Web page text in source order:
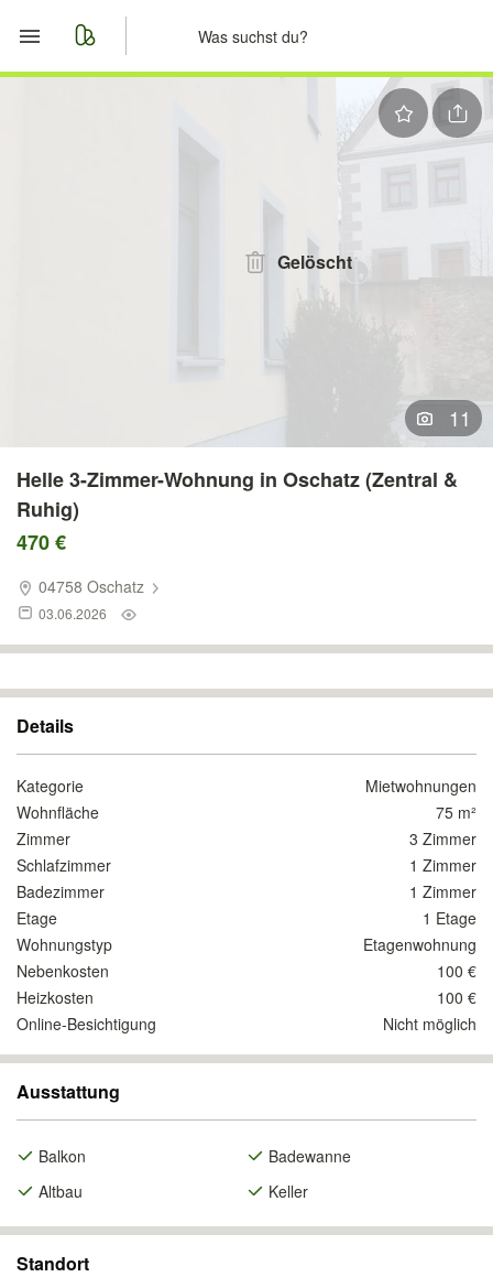
Gelöscht
11
Helle 3-Zimmer-Wohnung in Oschatz (Zentral &
Ruhig)
470 €
04758 Oschatz
03.06.2026
Details
Kategorie
Mietwohnungen
Wohnfläche
75 m²
Zimmer
3 Zimmer
Schlafzimmer
1 Zimmer
Badezimmer
1 Zimmer
Etage
1 Etage
Wohnungstyp
Etagenwohnung
Nebenkosten
100 €
Heizkosten
100 €
Online-Besichtigung
Nicht möglich
Ausstattung
Balkon
Badewanne
Altbau
Keller
Standort